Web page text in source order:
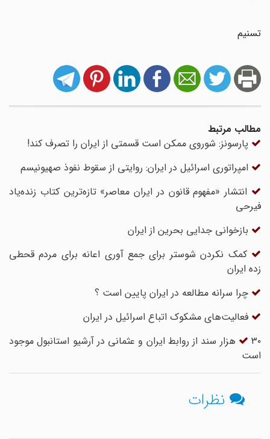
تسنیم
مطالب مرتبط
پارسونز: شوروی ممکن است قسمتی از ایران را تصرف کند!
امپراتوری اسرائیل در ایران: روایتی از سقوط نفوذ صهیونیسم
انتشار «مفهوم قانون در ایران معاصر» تازه‌ترین کتاب زنده‌یاد
فیرحی
بازخوانی جدایی بحرین از ایران
کمک نکردن شوستر برای جمع آوری اعانه برای مردم قحطی
زده ایران
چرا سرانه مطالعه در ایران پایین است ؟
فعالیت‌های مشکوک اتباع اسرائیل در ایران
۳۰ هزار سند از روابط ایران و عثمانی در آرشیو استانبول موجود
است
نظرات